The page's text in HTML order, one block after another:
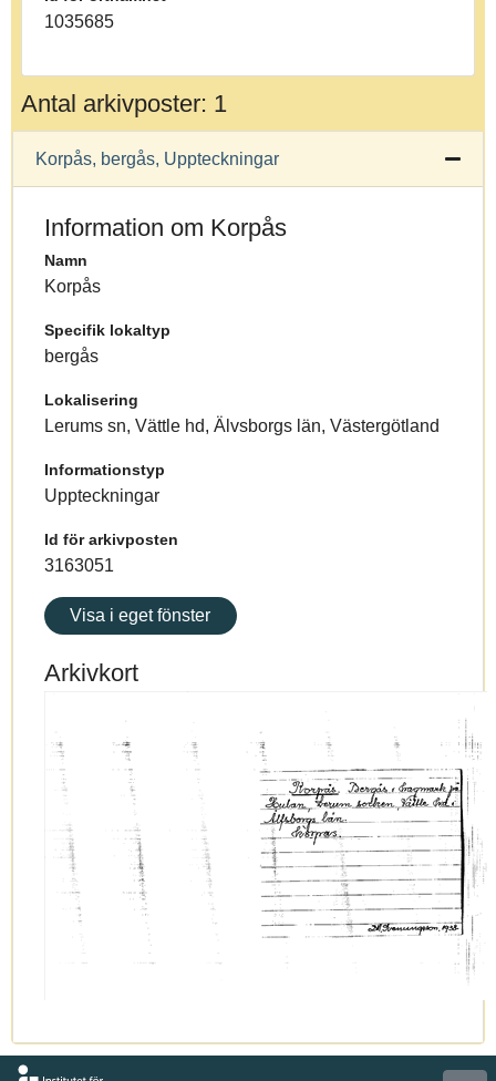
1035685
Antal arkivposter: 1
Korpås, bergås, Uppteckningar
Information om Korpås
Namn
Korpås
Specifik lokaltyp
bergås
Lokalisering
Lerums sn, Vättle hd, Älvsborgs län, Västergötland
Informationstyp
Uppteckningar
Id för arkivposten
3163051
Visa i eget fönster
Arkivkort